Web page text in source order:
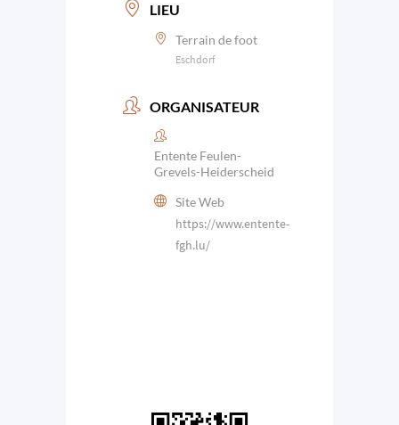
LIEU
Terrain de foot
Eschdorf
ORGANISATEUR
Entente Feulen-
Grevels-Heiderscheid
Site Web
https://www.entente-
fgh.lu/